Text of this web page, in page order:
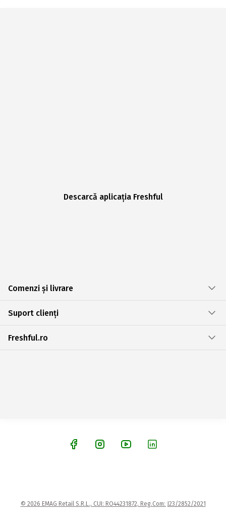
Descarcă aplicația Freshful
Comenzi și livrare
Suport clienți
Freshful.ro
© 2026 EMAG Retail S.R.L., CUI: RO44231872, Reg.Com: J23/2852/2021